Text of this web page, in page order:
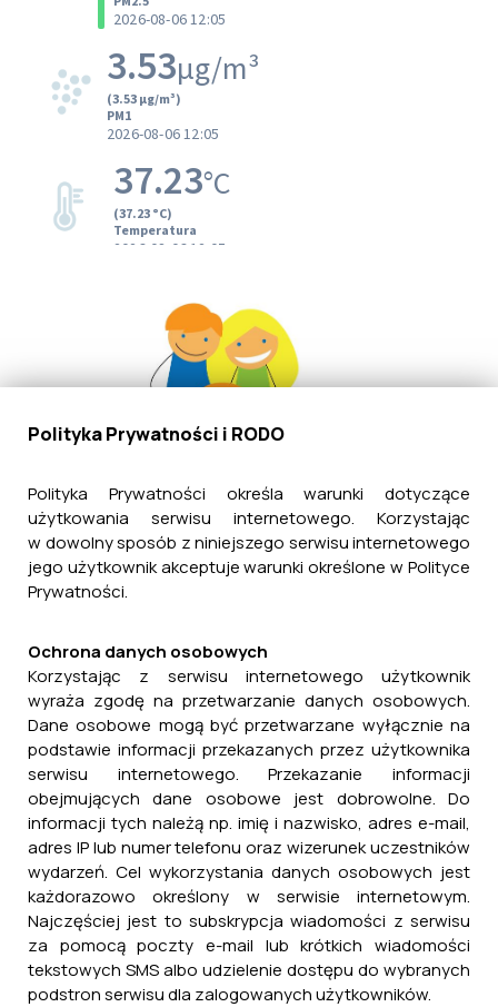
Polityka Prywatności i RODO
Polityka Prywatności określa warunki dotyczące
użytkowania serwisu internetowego. Korzystając
w dowolny sposób z niniejszego serwisu internetowego
jego użytkownik akceptuje warunki określone w Polityce
Prywatności.
Ochrona danych osobowych
Korzystając z serwisu internetowego użytkownik
wyraża zgodę na przetwarzanie danych osobowych.
Dane osobowe mogą być przetwarzane wyłącznie na
podstawie informacji przekazanych przez użytkownika
serwisu internetowego. Przekazanie informacji
obejmujących dane osobowe jest dobrowolne. Do
informacji tych należą np. imię i nazwisko, adres e-mail,
adres IP lub numer telefonu oraz wizerunek uczestników
wydarzeń. Cel wykorzystania danych osobowych jest
każdorazowo określony w serwisie internetowym.
Najczęściej jest to subskrypcja wiadomości z serwisu
za pomocą poczty e-mail lub krótkich wiadomości
tekstowych SMS albo udzielenie dostępu do wybranych
podstron serwisu dla zalogowanych użytkowników.